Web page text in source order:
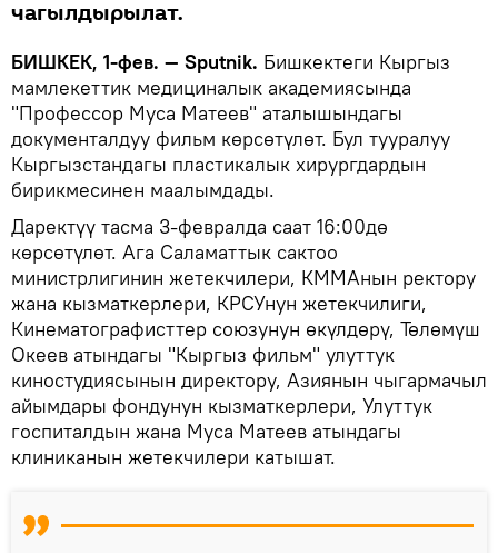
чагылдырылат.
БИШКЕК, 1-фев. — Sputnik. Бишкектеги Кыргыз
мамлекеттик медициналык академиясында
"Профессор Муса Матеев" аталышындагы
документалдуу фильм көрсөтүлөт. Бул тууралуу
Кыргызстандагы пластикалык хирургдардын
бирикмесинен маалымдады.
Даректүү тасма 3-февралда саат 16:00дө
көрсөтүлөт. Ага Саламаттык сактоо
министрлигинин жетекчилери, КММАнын ректору
жана кызматкерлери, КРСУнун жетекчилиги,
Кинематографисттер союзунун өкүлдөрү, Төлөмүш
Океев атындагы "Кыргыз фильм" улуттук
киностудиясынын директору, Азиянын чыгармачыл
айымдары фондунун кызматкерлери, Улуттук
госпиталдын жана Муса Матеев атындагы
клиниканын жетекчилери катышат.